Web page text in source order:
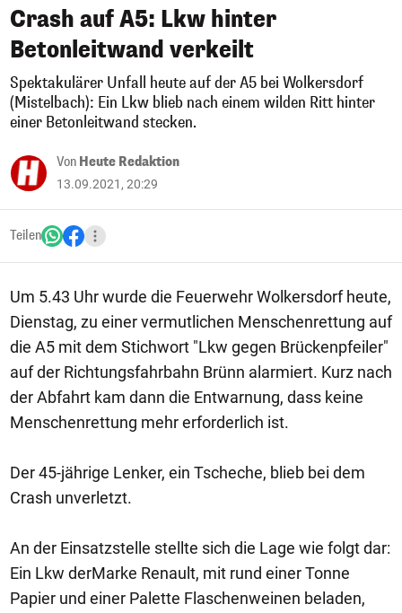
Crash auf A5: Lkw hinter
Betonleitwand verkeilt
Spektakulärer Unfall heute auf der A5 bei Wolkersdorf
(Mistelbach): Ein Lkw blieb nach einem wilden Ritt hinter
einer Betonleitwand stecken.
Von Heute Redaktion
13.09.2021, 20:29
Teilen
Um 5.43 Uhr wurde die Feuerwehr Wolkersdorf heute,
Dienstag, zu einer vermutlichen Menschenrettung auf
die A5 mit dem Stichwort "Lkw gegen Brückenpfeiler"
auf der Richtungsfahrbahn Brünn alarmiert. Kurz nach
der Abfahrt kam dann die Entwarnung, dass keine
Menschenrettung mehr erforderlich ist.
Der 45-jährige Lenker, ein Tscheche, blieb bei dem
Crash unverletzt.
An der Einsatzstelle stellte sich die Lage wie folgt dar:
Ein Lkw derMarke Renault, mit rund einer Tonne
Papier und einer Palette Flaschenweinen beladen,